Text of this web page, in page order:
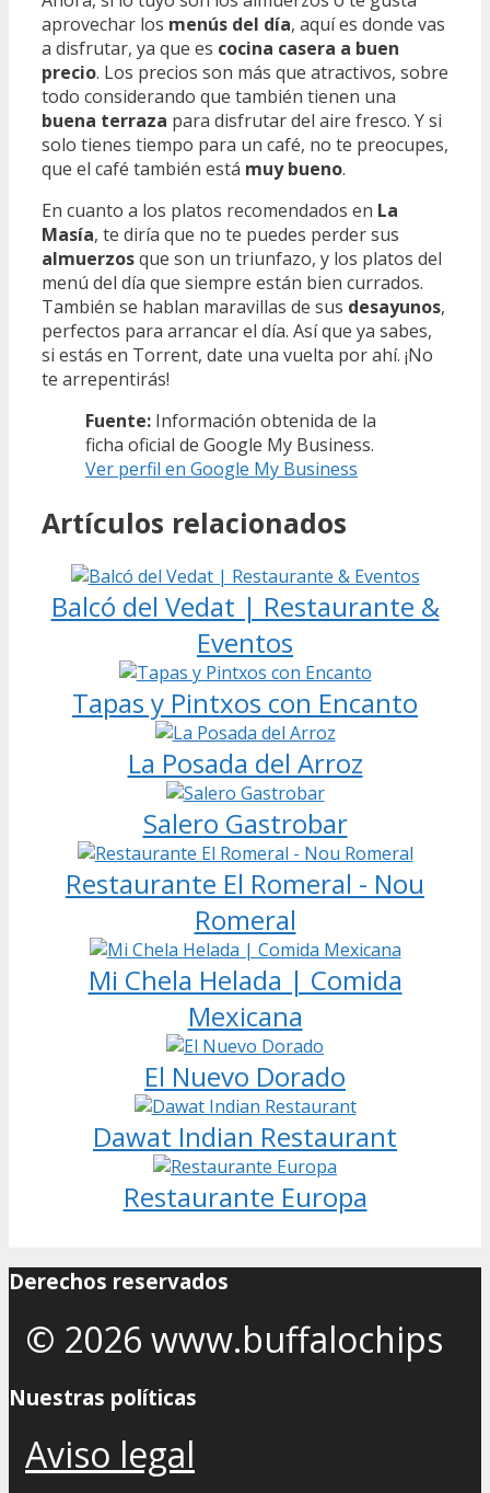
aprovechar los menús del día, aquí es donde vas
a disfrutar, ya que es cocina casera a buen
precio. Los precios son más que atractivos, sobre
todo considerando que también tienen una
buena terraza para disfrutar del aire fresco. Y si
solo tienes tiempo para un café, no te preocupes,
que el café también está muy bueno.
En cuanto a los platos recomendados en La
Masía, te diría que no te puedes perder sus
almuerzosque son un triunfazo, y los platos del
menú del día que siempre están bien currados.
También se hablan maravillas de sus desayunos,
perfectos para arrancar el día. Así que ya sabes,
si estás en Torrent, date una vuelta por ahí. ¡No
te arrepentirás!
Fuente: Información obtenida de la
ficha oficial de Google My Business.
Ver perfil en Google My Business
Artículos relacionados
Balcó del Vedat | Restaurante &
Eventos
Tapas y Pintxos con Encanto
La Posada del Arroz
Salero Gastrobar
Restaurante El Romeral - Nou
Romeral
Mi Chela Helada | Comida
Mexicana
El Nuevo Dorado
Dawat Indian Restaurant
Restaurante Europa
Derechos reservados
© 2026 www.buffalochips
Nuestras políticas
Aviso legal